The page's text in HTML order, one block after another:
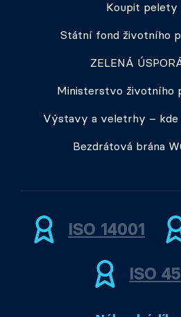
Koupit pelety
Státní fond životního
ZELENÁ
Ministerstvo životního
Výstavy a veletrhy – kde
Bezdrátová brána
ISO 14001
ISO